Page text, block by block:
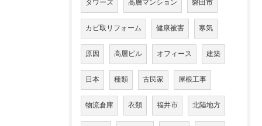
タワーズ 高層マンション 磐田市
カビ取リフォーム 健康被害 寒気
原因 高層ビル オフィース 建築
日本 種類 古民家 屋根工事
物流倉庫 衣類 福井市 北陸地方